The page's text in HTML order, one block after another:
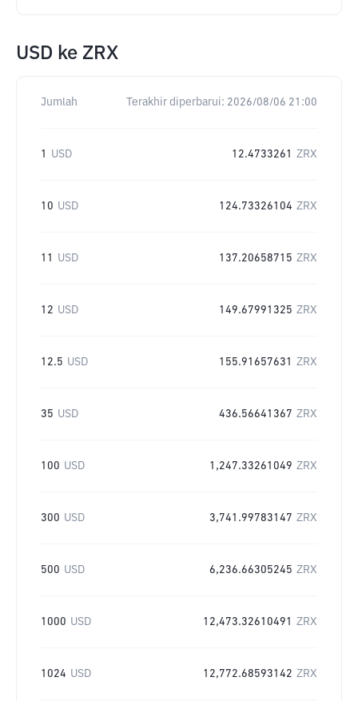
USD ke ZRX
Jumlah Terakhir diperbarui: 2026/08/06 21:00
1 USD 12.4733261 ZRX
10 USD 124.73326104 ZRX
11 USD 137.20658715 ZRX
12 USD 149.67991325 ZRX
12.5 USD 155.91657631 ZRX
35 USD 436.56641367 ZRX
100 USD 1,247.33261049 ZRX
300 USD 3,741.99783147 ZRX
500 USD 6,236.66305245 ZRX
1000 USD 12,473.32610491 ZRX
1024 USD 12,772.68593142 ZRX